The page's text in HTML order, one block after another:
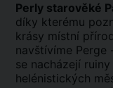
Perly starověké
díky kterému
krásy místní
navštívíme Perge
se nacházejí
helénistických